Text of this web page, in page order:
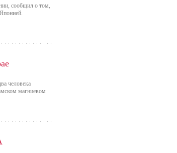
сообщил о том,
человека
магниевом